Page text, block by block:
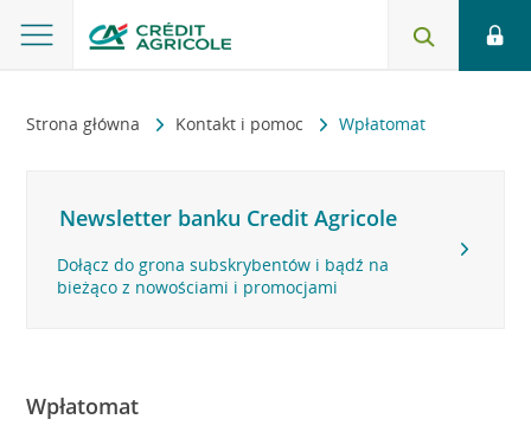
Strona główna Kontakt i pomoc Wpłatomat
Newsletter banku Credit Agricole
Dołącz do grona subskrybentów i bądź na
bieżąco z nowościami i promocjami
Wpłatomat